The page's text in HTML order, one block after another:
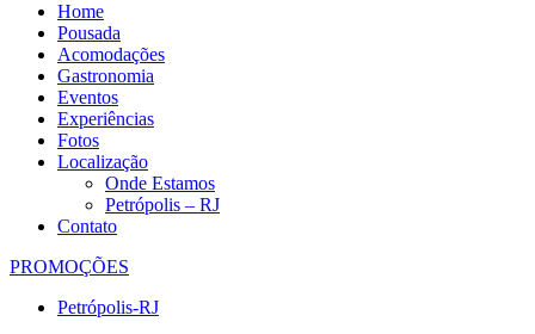
Home
Pousada
Acomodações
Gastronomia
Eventos
Experiências
Fotos
Localização
Onde Estamos
Petrópolis – RJ
Contato
PROMOÇÕES
Petrópolis-RJ